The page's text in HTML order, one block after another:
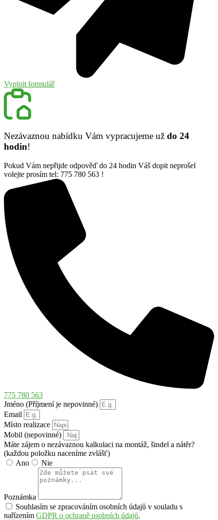
Vyplnit formulář
Nezávaznou nabídku Vám vypracujeme už do 24
hodin!
Pokud Vám nepřijde odpověď do 24 hodin Váš dopit neprošel
volejte prosím tel: 775 780 563 !
775 780 563
Jméno (Příjmení je nepovinné)
Email
Místo realizace
Mobil (nepovinné)
Máte zájem o nezávaznou kalkulaci na montáž, šindel a nátěr?
(každou položku naceníme zvlášť)
Ano
Nie
Poznámka
Souhlasím se zpracováním osobních údajů v souladu s
nařízením GDPR o ochraně osobních údajů.